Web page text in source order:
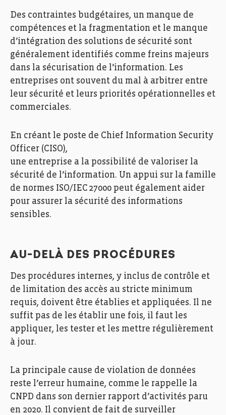
Des contraintes budgétaires, un manque de
compétences et la fragmentation et le manque
d’intégration des solutions de sécurité sont
généralement identifiés comme freins majeurs
dans la sécurisation de l’information. Les
entreprises ont souvent du mal à arbitrer entre
leur sécurité et leurs priorités opérationnelles et
commerciales.
En créant le poste de Chief Information Security
Officer (CISO),
une entreprise a la possibilité de valoriser la
sécurité de l’information. Un appui sur la famille
de normes ISO/IEC 27000 peut également aider
pour assurer la sécurité des informations
sensibles.
AU-DELÀ DES PROCÉDURES
Des procédures internes, y inclus de contrôle et
de limitation des accès au stricte minimum
requis, doivent être établies et appliquées. Il ne
suffit pas de les établir une fois, il faut les
appliquer, les tester et les mettre régulièrement
à jour.
La principale cause de violation de données
reste l’erreur humaine, comme le rappelle la
CNPD dans son dernier rapport d’activités paru
en 2020. Il convient de fait de surveiller